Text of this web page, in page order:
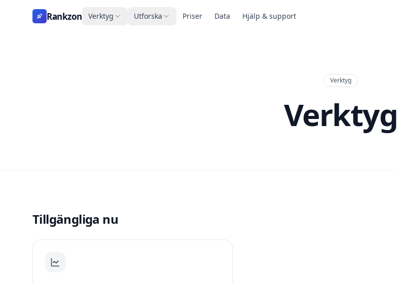
Rankzon Verktyg Utforska Priser Data Hjälp & support
Verktyg
Verktyg
Tillgängliga nu